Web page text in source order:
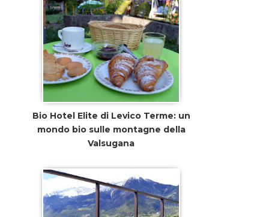
Bio Hotel Elite di Levico Terme: un
mondo bio sulle montagne della
Valsugana